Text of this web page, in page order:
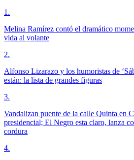
1 .
Melina Ramírez contó el dramático
vida al volante
2.
Alfonso Lizarazo y los humoristas de
están: la lista de grandes figuras
3.
Vandalizan puente de la calle Quinta en
presidencial; El Negro esta claro, lanza
cordura
4.